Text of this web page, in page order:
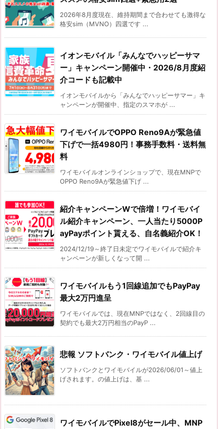
2026年8月度現在、維持期間まで合わせても激得な
格安sim（MVNO）四選です ...
イオンモバイル「みんなでハッピーサマ
ー」キャンペーン開催中・2026/8月度紹
介コードも記載中
イオンモバイルから「みんなでハッピーサマー」キ
ャンペーンが開催中、指定のスマホが ...
ワイモバイルでOPPO Reno9Aが緊急値
下げで一括4980円！事務手数料・送料無
料
ワイモバイルオンラインショップで、現在MNPで
OPPO Reno9Aが緊急値下げ ...
紹介キャンペーンWで倍増！ワイモバイ
ル紹介キャンペーン、一人当たり5000P
ayPayポイント貰える、自名義紹介OK！
2024/12/19～終了日未定でワイモバイルで紹介キ
ャンペーンが新しくなって開 ...
ワイモバイルもう1回線追加でもPayPay
最大2万円進呈
ワイモバイルでは、現在MNPではなく、2回線目の
契約でも最大2万円相当のPayP ...
悲報 ソフトバンク・ワイモバイル値上げ
ソフトバンクとワイモバイルが2026/06/01～値上
げされます。の値上げは、基 ...
ワイモバイルでPixel8がセール中、MNP